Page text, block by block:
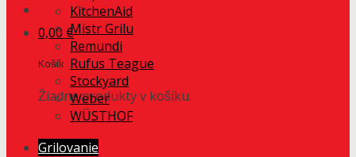
0,00 €
Košík
Žiadne produkty v košíku.
KitchenAid
Mistr Grilu
Remundi
Rufus Teague
Stockyard
Weber
WÜSTHOF
Grilovanie